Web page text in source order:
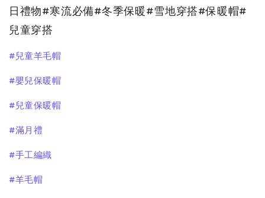
日禮物#寒流必備#冬季保暖#雪地穿搭#保暖帽#
兒童穿搭
#兒童羊毛帽
#嬰兒保暖帽
#兒童保暖帽
#滿月禮
#手工編織
#羊毛帽